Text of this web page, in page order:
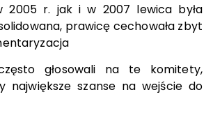
2005 r. jak i w 2007 lewica była
prawicę cechowała zbyt
głosowali na te komitety,
największe szanse na wejście do